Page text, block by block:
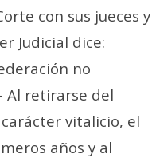
con sus jueces y
Judicial dice:
no
Al retirarse del
vitalicio, el
años y al